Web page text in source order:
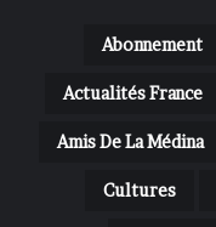
Abonnement
Actualités France
Amis De La Médina
Cultures